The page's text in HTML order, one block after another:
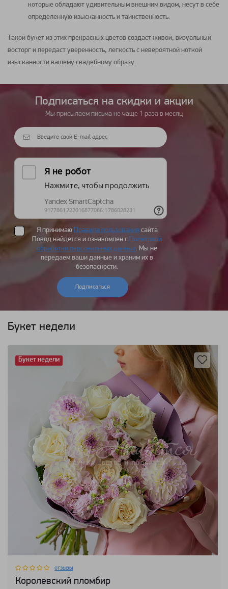
которые обладают удивительным внешним видом, несут в себе
определенную изысканность и таинственность.
Такой букет из этих прекрасных цветов создаст живой, визуальный
восторг и передаст уверенность, легкость с невероятной ноткой
изысканности вашему свадебному образу.
Подписаться на cкидки и акции
Мы присылаем письма не чаще 1 раза в месяц
Я принимаю Правила пользования сайта
Повод найдется и ознакомлен с
Политикой
обработки персональных данных. Мы не
передаем ваши данные и храним их в
безопасности.
Подписаться
Букет недели
отзывы
Королевский пломбир
Букет недели